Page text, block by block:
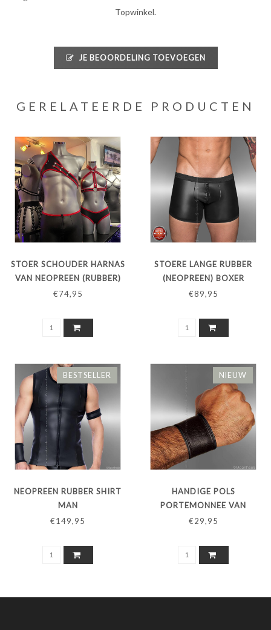
Topwinkel.
JE BEOORDELING TOEVOEGEN
GERELATEERDE PRODUCTEN
STOER SCHOUDER HARNAS
VAN NEOPREEN (RUBBER)
'RED LINE'
€74,95
STOERE LANGE RUBBER
(NEOPREEN) BOXER
€89,95
BESTSELLER
NEOPREEN RUBBER SHIRT
MAN
€149,95
NIEUW
HANDIGE POLS
PORTEMONNEE VAN
NEOPREEN (RUBBER)
€29,95